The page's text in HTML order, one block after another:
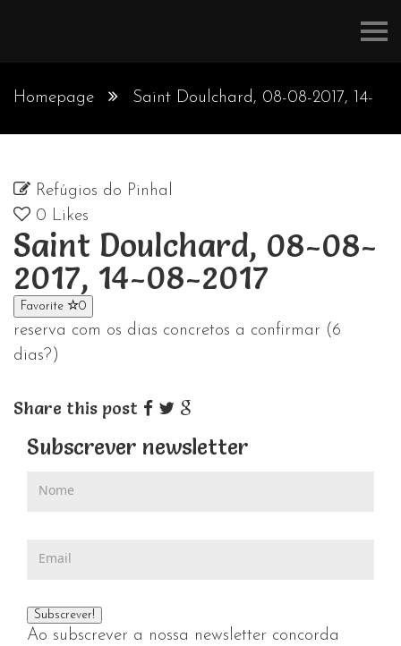
Homepage Saint Doulchard, 08-08-2017, 14-
Refúgios do Pinhal
0 Likes
Saint Doulchard, 08-08-
2017, 14-08-2017
Favorite 0
reserva com os dias concretos a confirmar (6
dias?)
Share this post
Subscrever newsletter
Ao subscrever a nossa newsletter concorda